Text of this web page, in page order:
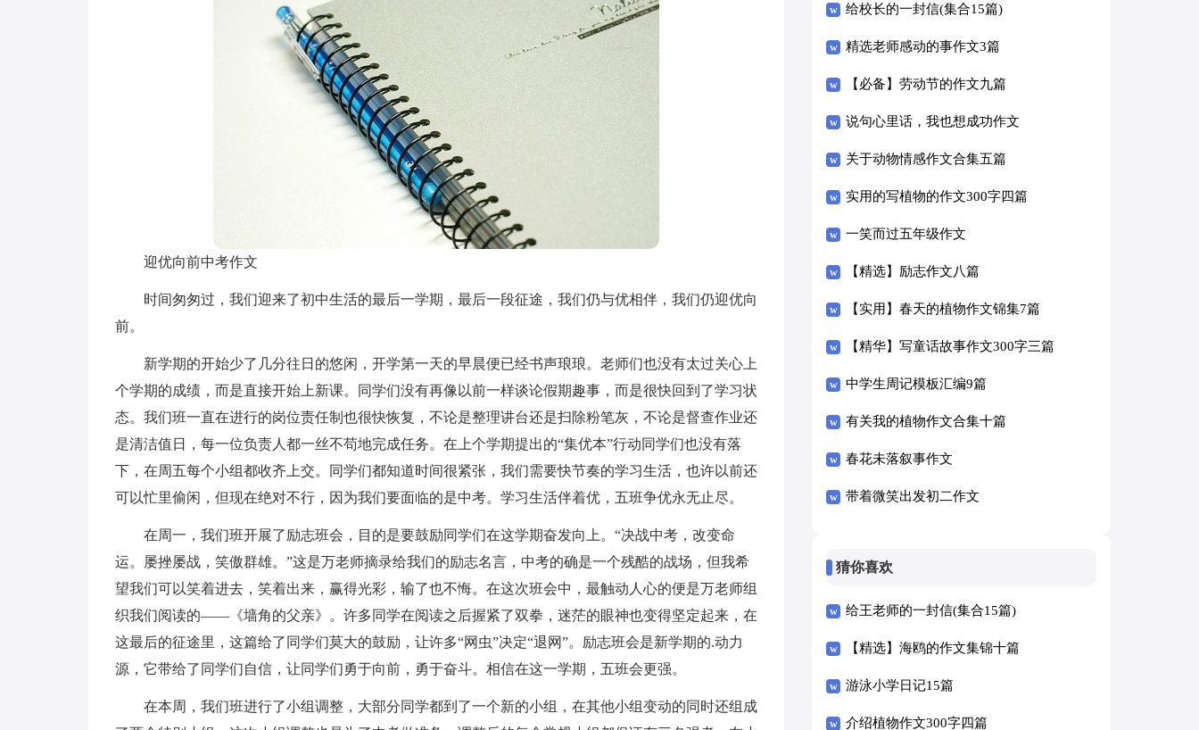
迎优向前中考作文
时间匆匆过，我们迎来了初中生活的最后一学期，最后一段征途，我们仍与优相伴，我们仍迎优向
前。
新学期的开始少了几分往日的悠闲，开学第一天的早晨便已经书声琅琅。老师们也没有太过关心上
个学期的成绩，而是直接开始上新课。同学们没有再像以前一样谈论假期趣事，而是很快回到了学习状
态。我们班一直在进行的岗位责任制也很快恢复，不论是整理讲台还是扫除粉笔灰，不论是督查作业还
是清洁值日，每一位负责人都一丝不苟地完成任务。在上个学期提出的“集优本”行动同学们也没有落
下，在周五每个小组都收齐上交。同学们都知道时间很紧张，我们需要快节奏的学习生活，也许以前还
可以忙里偷闲，但现在绝对不行，因为我们要面临的是中考。学习生活伴着优，五班争优永无止尽。
在周一，我们班开展了励志班会，目的是要鼓励同学们在这学期奋发向上。“决战中考，改变命
运。屡挫屡战，笑傲群雄。”这是万老师摘录给我们的励志名言，中考的确是一个残酷的战场，但我希
望我们可以笑着进去，笑着出来，赢得光彩，输了也不悔。在这次班会中，最触动人心的便是万老师组
织我们阅读的——《墙角的父亲》。许多同学在阅读之后握紧了双拳，迷茫的眼神也变得坚定起来，在
这最后的征途里，这篇给了同学们莫大的鼓励，让许多“网虫”决定“退网”。励志班会是新学期的.动力
源，它带给了同学们自信，让同学们勇于向前，勇于奋斗。相信在这一学期，五班会更强。
在本周，我们班进行了小组调整，大部分同学都到了一个新的小组，在其他小组变动的同时还组成
篇
给校长的一封信(集合15篇)
精选老师感动的事作文3篇
【必备】劳动节的作文九篇
说句心里话，我也想成功作文
关于动物情感作文合集五篇
实用的写植物的作文300字四篇
一笑而过五年级作文
【精选】励志作文八篇
【实用】春天的植物作文锦集7篇
【精华】写童话故事作文300字三篇
中学生周记模板汇编9篇
有关我的植物作文合集十篇
春花未落叙事作文
带着微笑出发初二作文
猜你喜欢
给王老师的一封信(集合15篇)
【精选】海鸥的作文集锦十篇
游泳小学日记15篇
介绍植物作文300字四篇